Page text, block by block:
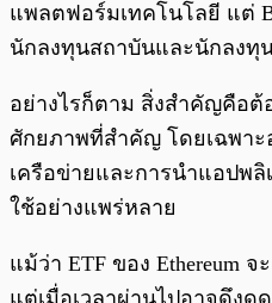
แพลตฟอร์มเทคโนโลยี แต่
นักลงทุนสถาบันและนักลงทุ
อย่างไรก็ตาม สิ่งสำคัญคือต้อ
ศักยภาพที่สำคัญ โดยเฉพาะ
เครือข่ายและการนำแอปพ
ใช้อย่างแพร่หลาย
แม้ว่า ETF ของ Ethereum